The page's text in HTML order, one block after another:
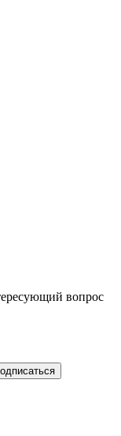
вопрос